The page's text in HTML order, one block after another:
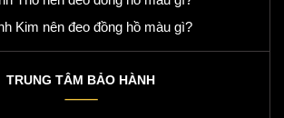
Kim nên đeo đồng hồ màu gì?
TRUNG TÂM BẢO HÀNH